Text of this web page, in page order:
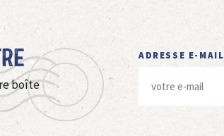
boîte
ADRESSE E-MAIL